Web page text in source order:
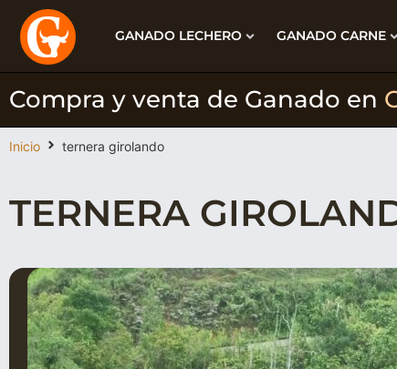
GANADO LECHERO GANADO CARNE
Compra y venta de Ganado en
Inicio ternera girolando
TERNERA